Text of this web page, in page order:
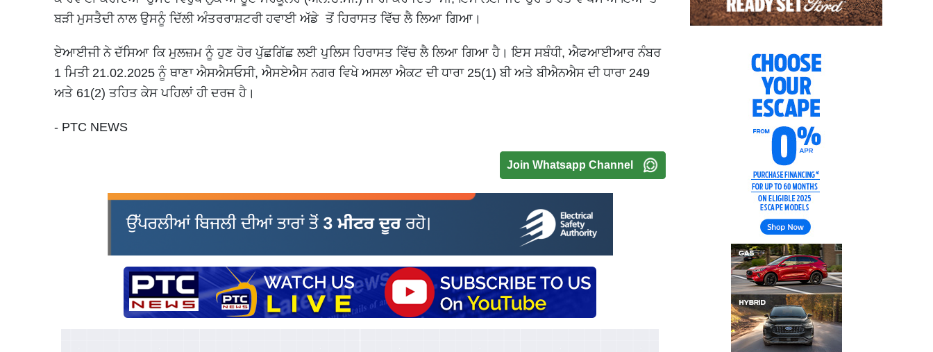
ਬੜੀ ਮੁਸਤੈਦੀ ਨਾਲ ਉਸਨੂੰ ਦਿੱਲੀ ਅੰਤਰਰਾਸ਼ਟਰੀ ਹਵਾਈ ਅੱਡੇ ਤੋਂ ਹਿਰਾਸਤ ਵਿੱਚ ਲੈ ਲਿਆ ਗਿਆ।
ਏਆਈਜੀ ਨੇ ਦੱਸਿਆ ਕਿ ਮੁਲਜ਼ਮ ਨੂੰ ਹੁਣ ਹੋਰ ਪੁੱਛਗਿੱਛ ਲਈ ਪੁਲਿਸ ਹਿਰਾਸਤ ਵਿੱਚ ਲੈ ਲਿਆ ਗਿਆ ਹੈ। ਇਸ ਸਬੰਧੀ, ਐਫਆਈਆਰ ਨੰਬਰ
1 ਮਿਤੀ 21.02.2025 ਨੂੰ ਥਾਣਾ ਐਸਐਸਓਸੀ, ਐਸਏਐਸ ਨਗਰ ਵਿਖੇ ਅਸਲਾ ਐਕਟ ਦੀ ਧਾਰਾ 25(1) ਬੀ ਅਤੇ ਬੀਐਨਐਸ ਦੀ ਧਾਰਾ 249
ਅਤੇ 61(2) ਤਹਿਤ ਕੇਸ ਪਹਿਲਾਂ ਹੀ ਦਰਜ ਹੈ।
- PTC NEWS
Join Whatsapp Channel